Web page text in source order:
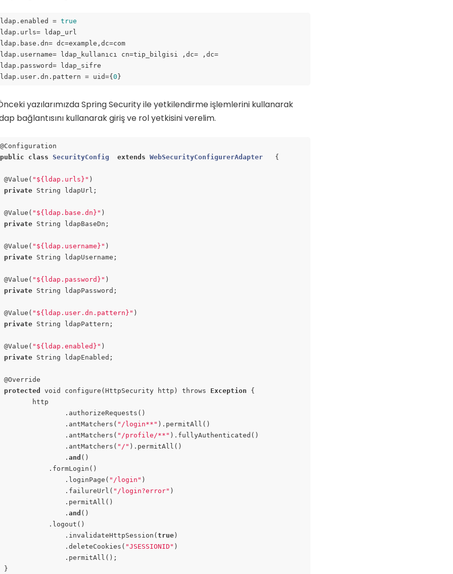
ldap.enabled = true
ldap.urls= ldap_url
ldap.base.dn= dc=example,dc=com
ldap.username= ldap_kullanıcı cn=tip_bilgisi ,dc= ,dc=
ldap.password= ldap_sifre
ldap.user.dn.pattern = uid={0 }
yazılarımızda Spring Security ile yetkilendirme işlemlerini kullanarak
bağlantısını kullanarak giriş ve rol yetkisini verelim.
public
class SecurityConfig extends WebSecurityConfigurerAdapter {
@Value( "${ldap.urls}" )
private String ldapUrl;
@Value( "${ldap.base.dn}" )
private String ldapBaseDn;
@Value( "${ldap.username}" )
private String ldapUsername;
@Value( "${ldap.password}" )
private String ldapPassword;
@Value( "${ldap.user.dn.pattern}" )
private String ldapPattern;
@Value( "${ldap.enabled}" )
private String ldapEnabled;
@Override
protected
void configure(HttpSecurity http) throws Exception {
        http
        	.antMatchers(
"/login**" ).permitAll()
        	.antMatchers(
"/profile/**" ).fullyAuthenticated()
            	.antMatchers(
"/" ).permitAll()
            	.
and ()
            .formLogin()
            	.loginPage(
"/login" )
            	.failureUrl(
"/login?error" )
            	.
and ()
            .logout()
            	.invalidateHttpSession(
true )
            	.deleteCookies(
"JSESSIONID" )
}